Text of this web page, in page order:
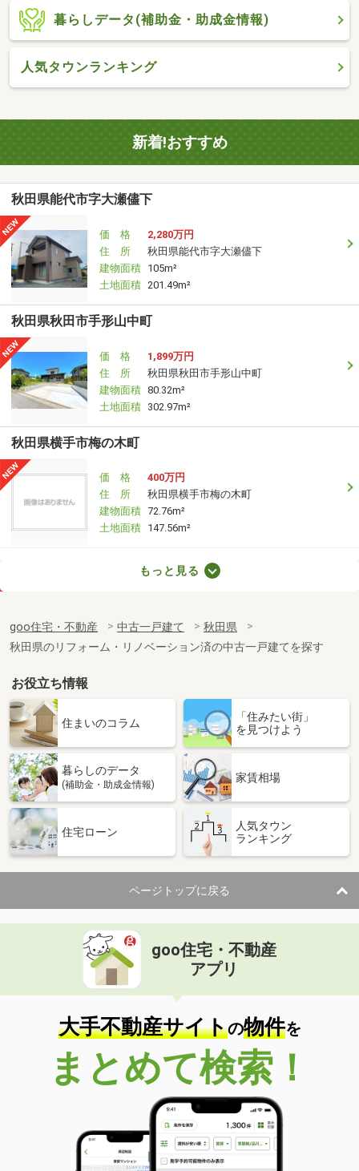
暮らしデータ(補助金・助成金情報)
人気タウンランキング
新着!おすすめ
秋田県能代市字大瀬儘下
価 格
2,280万円
住 所
秋田県能代市字大瀬儘下
建物面積 105m²
土地面積 201.49m²
秋田県秋田市手形山中町
価 格
1,899万円
住 所
秋田県秋田市手形山中町
建物面積 80.32m²
土地面積 302.97m²
秋田県横手市梅の木町
価 格
400万円
住 所
秋田県横手市梅の木町
建物面積 72.76m²
土地面積 147.56m²
建物面積 177m²
土地面積 330.64m²
秋田県秋田市楢山本町
価 格
2,400万円
秋田県秋田市楢山本町
建物面積 87.77m²
土地面積
148.76m²
もっと見る
goo住宅・不動産 中古一戸建て
秋田県
秋田県のリフォーム・リノベーション済の中古一戸建てを探す
お役立ち情報
住まいのコラム
「住みたい街」
を見つけよう
暮らしのデータ
(補助金・助成金情報)
家賃相場
住宅ローン
人気タウン
ランキング
ページトップに戻る
goo住宅・不動産
アプリ
大手不動産サイトの物件を
まとめて検索！